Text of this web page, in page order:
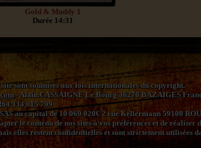
Gold & Muddy 1
Durée 14:31
sont soumises aux lois internationales du copyright.
- Alain.CASSAIGNE Le Bourg 36270 BAZAIGES
334 015 799
au capital de 10 069 020€ 2 rue Kellermann 59100
le contenu de nos sites à vos préférences et de réaliser
elles restent confidentielles et sont strictement utilisées